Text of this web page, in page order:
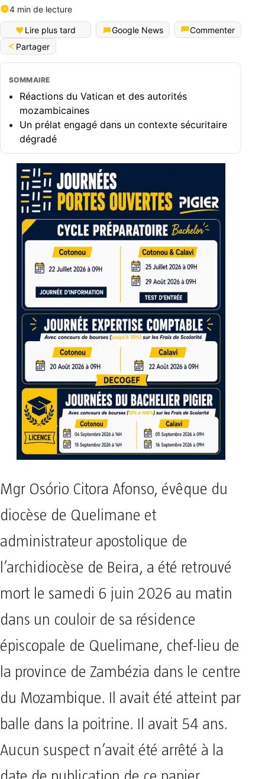
4 min de lecture
Lire plus tard Google News
Commenter
Partager
SOMMAIRE
Réactions du Vatican et des autorités
mozambicaines
Un prélat engagé dans un contexte sécuritaire
dégradé
Mgr Osório Citora Afonso, évêque du
diocèse de Quelimane et
administrateur apostolique de
l’archidiocèse de Beira, a été retrouvé
mort le samedi 6 juin 2026 au matin
dans un couloir de sa résidence
épiscopale de Quelimane, chef-lieu de
la province de Zambézia dans le centre
du Mozambique. Il avait été atteint par
balle dans la poitrine. Il avait 54 ans.
Aucun suspect n’avait été arrêté à la